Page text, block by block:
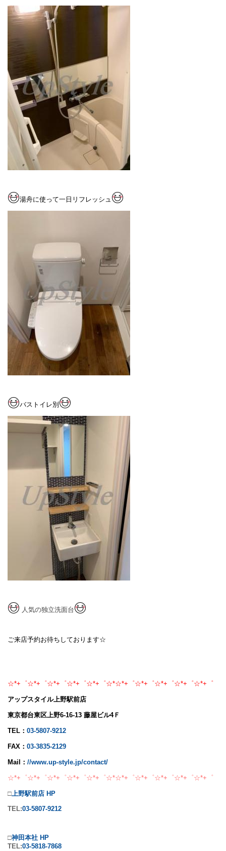
湯舟に使って一日リフレッシュ
バストイレ別
人気の独立洗面台
ご来店予約お待ちしております☆
☆*+゜☆*+゜☆*+゜☆*+゜☆*+゜☆*☆*+゜☆*+゜☆*+゜☆*+゜☆*+゜
アップスタイル上野駅前店
東京都台東区上野6-16-13 藤屋ビル4Ｆ
TEL： 03-5807-9212
FAX： 03-3835-2129
Mail： //www.up-style.jp/contact/
☆*+゜☆*+゜☆*+゜☆*+゜☆*+゜☆*☆*+゜☆*+゜☆*+゜☆*+゜☆*+゜
□上野駅前店 HP
TEL:03-5807-9212
□神田本社 HP
TEL:03-5818-7868